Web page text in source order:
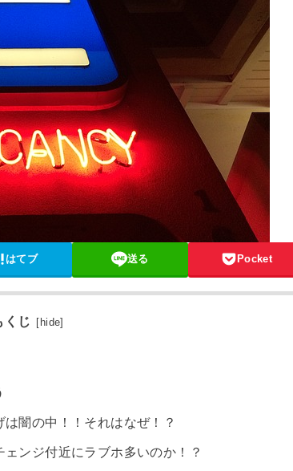
はてブ 送る Pocket
くじ [ hide]
闇の中！！それはなぜ！？
ンジ付近にラブホ多いのか！？